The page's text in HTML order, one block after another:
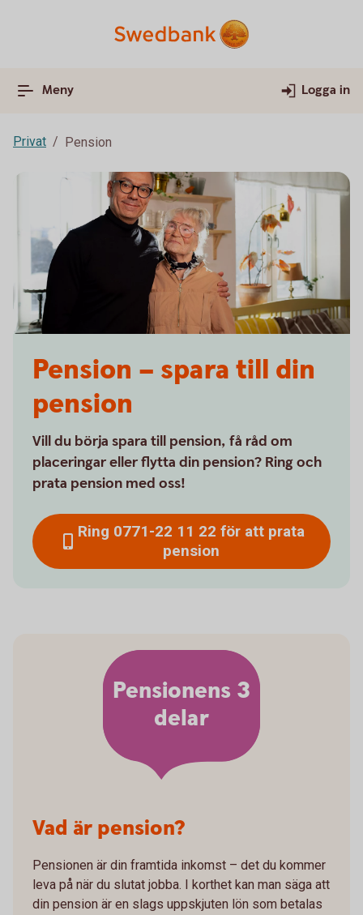
Meny Logga in
Privat Pension
Pension – spara till din
pension
Vill du börja spara till pension, få råd om
placeringar eller flytta din pension? Ring och
prata pension med oss!
Ring 0771-22 11 22 för att prata
pension
Pensionens 3
delar
Vad är pension?
Pensionen är din framtida inkomst – det du kommer
leva på när du slutat jobba. I korthet kan man säga att
din pension är en slags uppskjuten lön som betalas